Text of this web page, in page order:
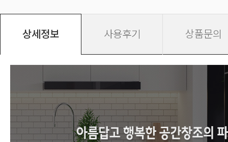
상세정보 사용후기 상품문의